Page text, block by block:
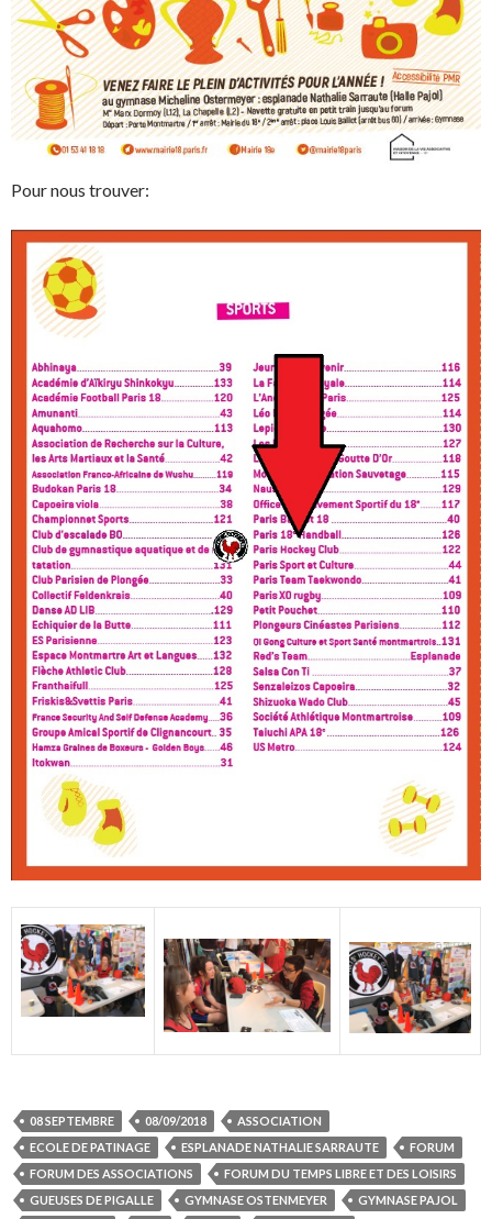
Pour nous trouver:
08 SEPTEMBRE 08/09/2018
ASSOCIATION
ECOLE DE PATINAGE
ESPLANADE NATHALIE SARRAUTE
FORUM
FORUM DES ASSOCIATIONS
FORUM DU TEMPS LIBRE ET DES LOISIRS
GUEUSES DE PIGALLE
GYMNASE OSTENMEYER
GYMNASE PAJOL